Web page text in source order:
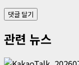
관련 뉴스